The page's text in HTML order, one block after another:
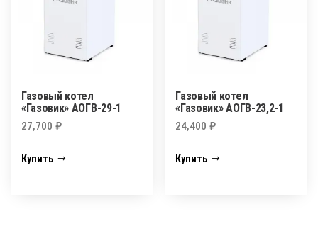
Газовый котел
«Газовик» АОГВ-29-1
27,700 ₽
Купить
Газовый котел
«Газовик» АОГВ-23,2-1
24,400₽
Купить